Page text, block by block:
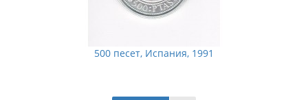
500 песет, Испания, 1991